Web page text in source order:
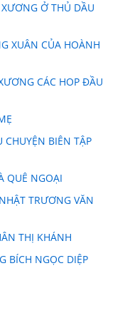
Ở THỦ DẦU
XUÂN CỦA HOÀNH
CÁC HOP ĐẦU
CHUYỆN BIÊN TẬP
QUÊ NGOẠI
TRƯƠNG VĂN
THỊ KHÁNH
BÍCH NGỌC DIỆP